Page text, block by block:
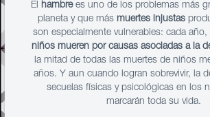
El hambrees uno de los problemas más
planeta y que más muertes injustas
son especialmente vulnerables: cada año,
niños mueren por causas asociadas a la
la mitad de todas las muertes de niños
años. Y aun cuando logran sobrevivir, la
secuelas físicas y psicológicas en los
marcarán toda su vida.